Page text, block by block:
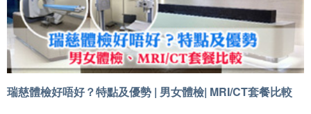
瑞慈體檢好唔好？特點及優勢 | 男女體檢| MRI/CT套餐比較